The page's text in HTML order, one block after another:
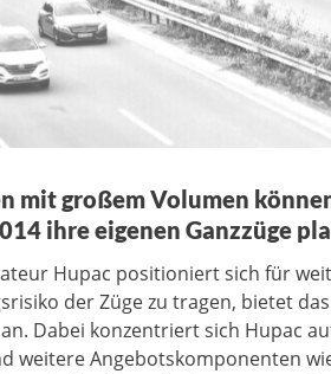
mit großem Volumen
ihre eigenen Ganzzüge
Hupac positioniert sich für
der Züge zu tragen, bietet
Dabei konzentriert sich Hupac
weitere Angebotskomponenten